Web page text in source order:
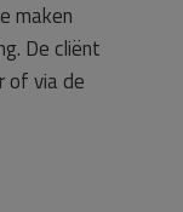
maken
De cliënt
of via de